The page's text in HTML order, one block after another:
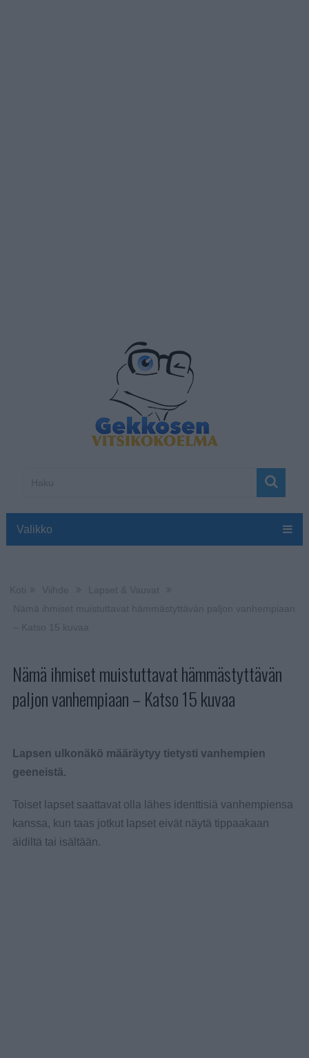
Valikko
Nämä ihmiset muistuttavat hämmästyttävän
paljon vanhempiaan – Katso 15 kuvaa
Lapsen ulkonäkö määräytyy tietysti vanhempien
geeneistä.
Toiset lapset saattavat olla lähes identtisiä vanhempiensa
kanssa, kun taas jotkut lapset eivät näytä tippaakaan
äidiltä tai isältään.